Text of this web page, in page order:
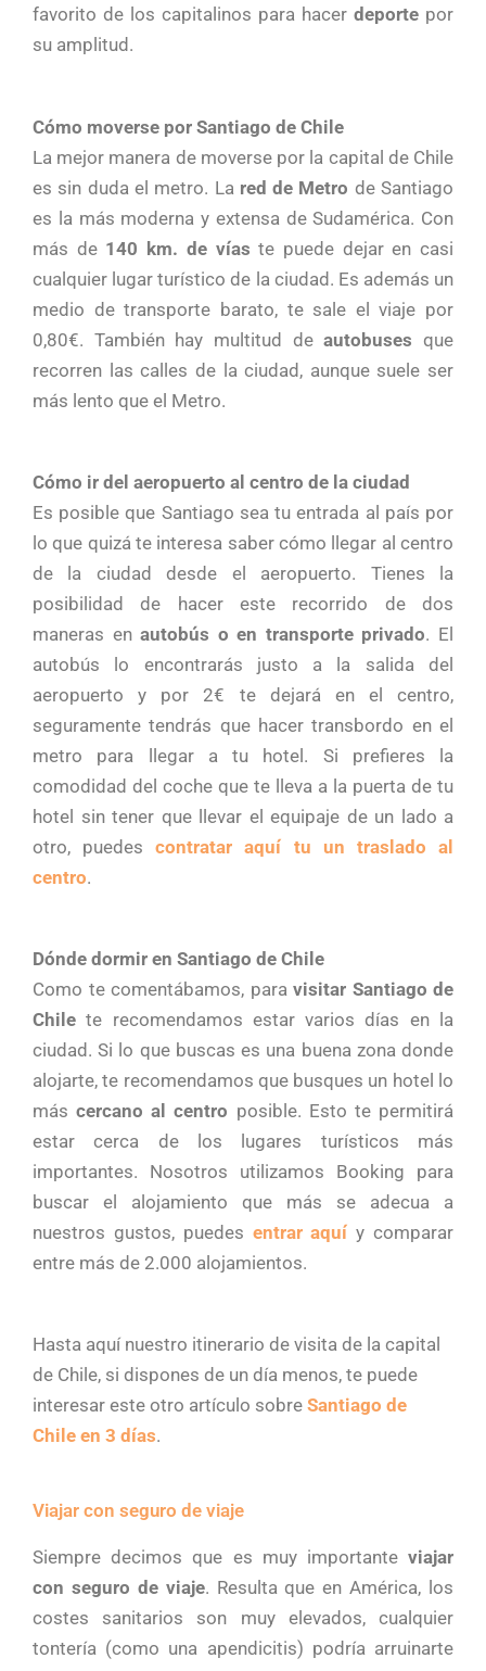
favorito de los capitalinos para hacer deporte por
su amplitud.
Cómo moverse por Santiago de Chile
La mejor manera de moverse por la capital de Chile
es sin duda el metro. La red de Metro de Santiago
es la más moderna y extensa de Sudamérica. Con
más de 140 km. de vías te puede dejar en casi
cualquier lugar turístico de la ciudad. Es además un
medio de transporte barato, te sale el viaje por
0,80€. También hay multitud deautobuses que
recorren las calles de la ciudad, aunque suele ser
más lento que el Metro.
Cómo ir del aeropuerto al centro de la ciudad
Es posible que Santiago sea tu entrada al país por
lo que quizá te interesa saber cómo llegar al centro
de la ciudad desde el aeropuerto. Tienes la
posibilidad de hacer este recorrido de dos
maneras enautobús o en transporte privado. El
autobús lo encontrarás justo a la salida del
aeropuerto y por 2€ te dejará en el centro,
seguramente tendrás que hacer transbordo en el
metro para llegar a tu hotel. Si prefieres la
comodidad del coche que te lleva a la puerta de tu
hotel sin tener que llevar el equipaje de un lado a
otro, puedescontratar aquí tu un traslado al
centro.
Dónde dormir en Santiago de Chile
Como te comentábamos, para visitar Santiago de
Chile te recomendamos estar varios días en la
ciudad. Si lo que buscas es una buena zona donde
alojarte, te recomendamos que busques un hotel lo
máscercano al centro posible. Esto te permitirá
estar cerca de los lugares turísticos más
importantes. Nosotros utilizamos Booking para
buscar el alojamiento que más se adecua a
nuestros gustos, puedes entrar aquí y comparar
entre más de 2.000 alojamientos.
Hasta aquí nuestro itinerario de visita de la capital
de Chile, si dispones de un día menos, te puede
interesar este otro artículo sobre Santiago de
Chile en 3 días.
Viajar con seguro de viaje
Siempre decimos que es muy importante viajar
con seguro de viaje. Resulta que en América, los
costes sanitarios son muy elevados, cualquier
tontería (como una apendicitis) podría arruinarte